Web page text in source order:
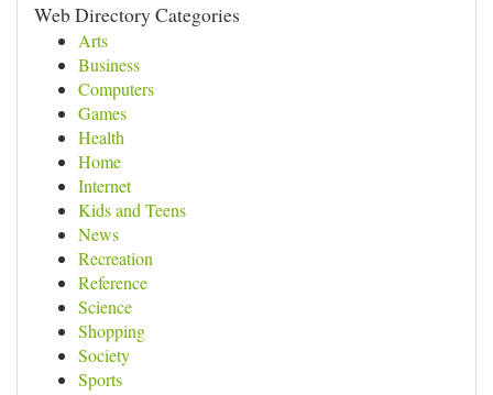
Web Directory Categories
Arts
Business
Computers
Games
Health
Home
Internet
Kids and Teens
News
Recreation
Reference
Science
Shopping
Society
Sports